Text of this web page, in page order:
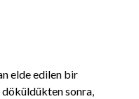
elde edilen bir
döküldükten sonra,